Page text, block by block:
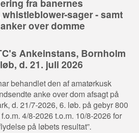
fra banernes
sager - samt
over domme
Ankeinstans, Bornholm
d. 21. juli 2026
behandlet den af amatørkusk
anke over dom afsagt på
d. 21/7-2026, 6. løb. på gebyr 800
4/8-2026 t.o.m. 10/8-2026 for
på løbets resultat”.